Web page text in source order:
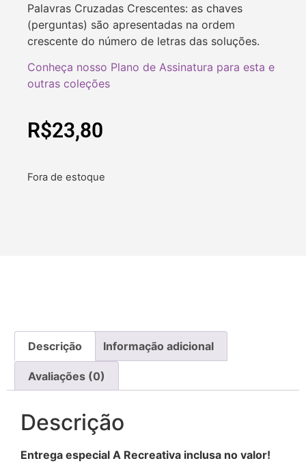
Palavras Cruzadas Crescentes: as chaves
(perguntas) são apresentadas na ordem
crescente do número de letras das soluções.
Conheça nosso Plano de Assinatura para esta e
outras coleções
R$23,80
Fora de estoque
Descrição Informação adicional
Avaliações (0)
Descrição
Entrega especial A Recreativa inclusa no valor!